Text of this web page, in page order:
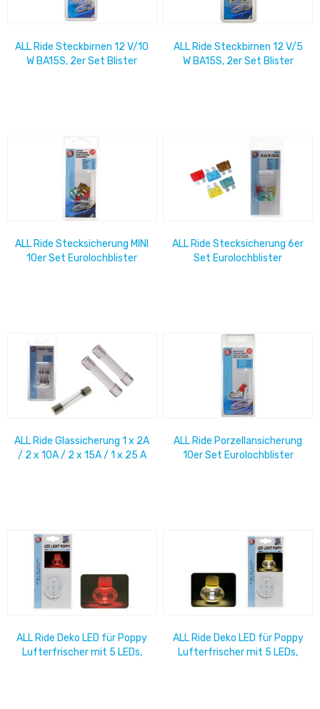
ALL Ride Steckbirnen 12 V/10
W BA15S, 2er Set Blister
ALL Ride Steckbirnen 12 V/5
W BA15S, 2er Set Blister
ALL Ride Stecksicherung MINI
10er Set Eurolochblister
ALL Ride Stecksicherung 6er
Set Eurolochblister
ALL Ride Glassicherung 1 x 2A
/ 2 x 10A / 2 x 15A / 1 x 25 A
ALL Ride Porzellansicherung
10er Set Eurolochblister
ALL Ride Deko LED für Poppy
Lufterfrischer mit 5 LEDs,
ALL Ride Deko LED für Poppy
Lufterfrischer mit 5 LEDs,